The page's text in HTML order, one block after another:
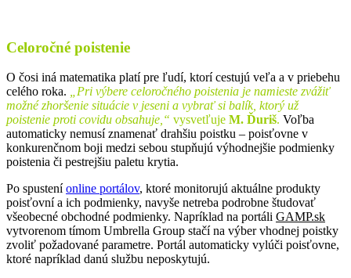
Celoročné poistenie
O čosi iná matematika platí pre ľudí, ktorí cestujú veľa a v priebehu
celého roka.
„Pri výbere celoročného poistenia je namieste zvážiť
možné zhoršenie situácie v jeseni a vybrať si balík, ktorý už
poistenie proti covidu obsahuje,“ vysvetľuje M. Ďuriš. Voľba
automaticky nemusí znamenať drahšiu poistku – poisťovne v
konkurenčnom boji medzi sebou stupňujú výhodnejšie podmienky
poistenia či pestrejšiu paletu krytia.
Po spusteníonline portálov, ktoré monitorujú aktuálne produkty
poisťovní a ich podmienky, navyše netreba podrobne študovať
všeobecné obchodné podmienky. Napríklad na portáli GAMP.sk
vytvorenom tímom Umbrella Group stačí na výber vhodnej poistky
zvoliť požadované parametre. Portál automaticky vylúči poisťovne,
ktoré napríklad danú službu neposkytujú.